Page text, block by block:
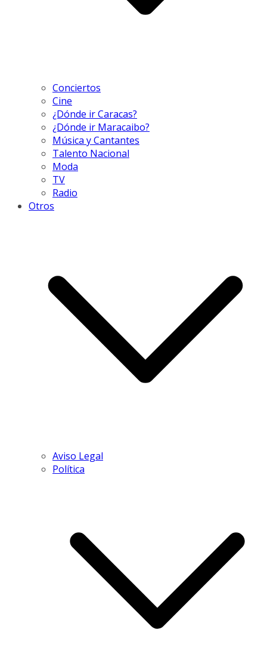
Conciertos
Cine
¿Dónde ir Caracas?
¿Dónde ir Maracaibo?
Música y Cantantes
Talento Nacional
Moda
TV
Radio
Otros
Aviso Legal
Política